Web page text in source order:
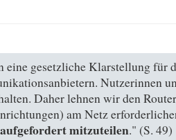
eine gesetzliche Klarstellung für
Nutzerinnen
Daher lehnen wir den
am Netz
mitzuteilen." (S. 49)